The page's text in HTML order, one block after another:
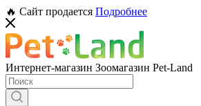
🔥 Сайт продается Подробнее
Интернет-магазин Зоомагазин Pet-Land